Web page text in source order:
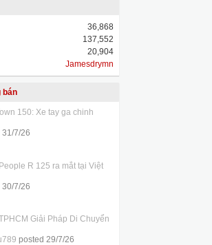
36,868
137,552
20,904
Jamesdrymn
bán
150: Xe tay ga chinh
31/7/26
R 125 ra mắt tại Việt
30/7/26
Giải Pháp Di Chuyển
posted 29/7/26